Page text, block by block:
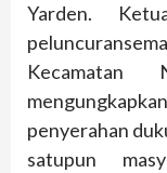
Yarden.
penyerahan
satupun